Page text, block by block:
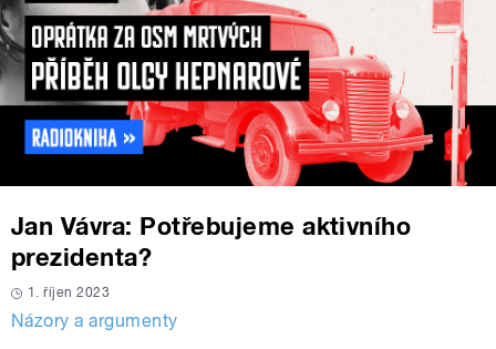
Jan Vávra: Potřebujeme aktivního
prezidenta?
1. říjen 2023
Názory a argumenty